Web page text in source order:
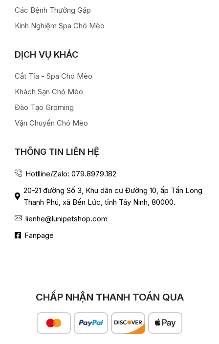
Các Bệnh Thường Gặp
Kinh Nghiệm Spa Chó Mèo
DỊCH VỤ KHÁC
Cắt Tỉa - Spa Chó Mèo
Khách Sạn Chó Mèo
Đào Tạo Groming
Vận Chuyển Chó Mèo
THÔNG TIN LIÊN HỆ
Hotlline/Zalo: 079.8979.182
20-21 đường Số 3, Khu dân cư Đường 10, ấp Tấn Long
Thanh Phú, xã Bến Lức, tỉnh Tây Ninh, 80000.
lienhe@lunipetshop.com
Fanpage
CHẤP NHẬN THANH TOÁN QUA